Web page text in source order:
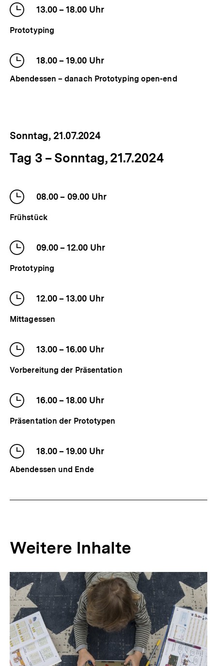
Uhrzeit
der
Veranstaltung
13.00 –bis
18.00 Uhr
Prototyping
Uhrzeit
der
Veranstaltung
18.00 –bis
19.00 Uhr
Abendessen – danach Prototyping open-end
Sonntag, 21.07.2024
Tag 3 – Sonntag, 21.7.2024
Uhrzeit
der
Veranstaltung
08.00 – bis
09.00 Uhr
Frühstück
Uhrzeit
der
Veranstaltung
09.00 –bis
12.00 Uhr
Prototyping
Uhrzeit
Veranstaltung
12.00 –bis
13.00 Uhr
Mittagessen
Uhrzeit
der
Veranstaltung
13.00 –bis
16.00 Uhr
Vorbereitung der Präsentation
Uhrzeit
der
Veranstaltung
16.00 –bis
18.00 Uhr
Präsentation der Prototypen
Uhrzeit
der
Veranstaltung
18.00 –bis
19.00 Uhr
Abendessen und Ende
Weitere Inhalte
Inhaltskarousell
für
weitere
Inhalte
Inhaltskarussell
überspringen